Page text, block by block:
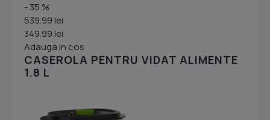
- 35 %
539.99 lei
349.99 lei
Adauga in cos
CASEROLA PENTRU VIDAT ALIMENTE
1.8 L